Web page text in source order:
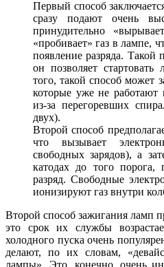
Первый способ
сразу подают очень
принудительно
«пробивает» газ в лампе,
появление разряда. Такой
он позволяет
того, такой способ может
которые уже не работают
из-за перегоревших
двух).
Второй способ
что вызывает
свободных зарядов), а
катодах до того
разряд. Свободные
ионизируют газ внутри
Второй способ зажигания ламп
это срок их службы
холодного пуска очень
делают, по их словам,